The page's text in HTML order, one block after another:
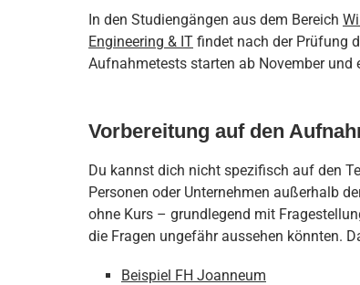
In den Studiengängen aus dem Bereich
Engineering & IT findet nach der Prüfung
Aufnahmetests starten ab November
Vorbereitung auf den
Du kannst dich nicht spezifisch auf den
Personen oder Unternehmen außerhalb
ohne Kurs – grundlegend mit
die Fragen ungefähr aussehen könnten.
Beispiel FH Joanneum